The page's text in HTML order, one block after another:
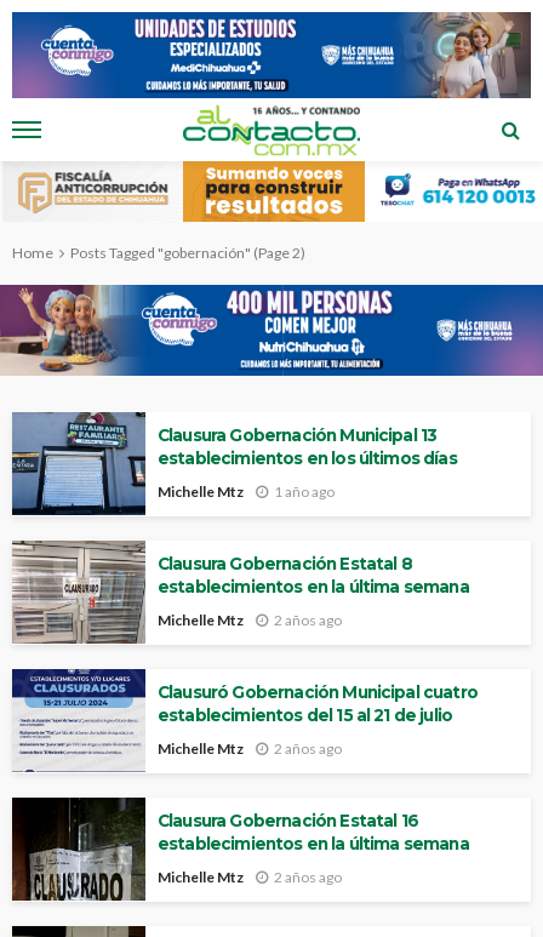
Home Posts Tagged "gobernación" (Page 2)
Clausura Gobernación Municipal 13
establecimientos en los últimos días
Michelle Mtz 1 año ago
Clausura Gobernación Estatal 8
establecimientos en la última semana
Michelle Mtz 2 años ago
Clausuró Gobernación Municipal cuatro
establecimientos del 15 al 21 de julio
Michelle Mtz 2 años ago
Clausura Gobernación Estatal 16
establecimientos en la última semana
Michelle Mtz 2 años ago